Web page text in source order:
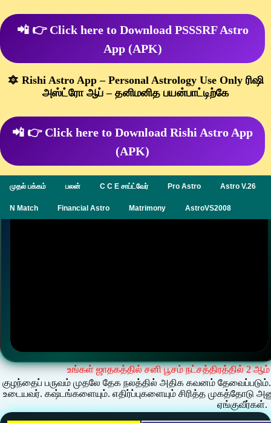
📲 👉 Click here to Download PSSSRF Astro
App (APK)
🔯 Rishi Astro App – Personal Astrology Use Only ரிஷி
அஸ்ட்ரோ ஆப் – தனிமனித பயன்பாட்டிற்கே
📲 👉 Click here to Download Rishi Astro App
(APK)
முதல் பக்கம் பலன் C C E சாப்ட்வேர் Pro Astro Astro V.26
N Match Financial Astro Matrimony AstroVS2008
உங்கள் ஜாதகத்தில் சனி பூசம் நட்சத்திரத்தில் 2
குழந்தைப் பருவம் முதலே தேக நலத்தில் அதிக கவனம்
உடையவர். கஷ்டங்களையும். எதிர்ப்புகளையும் சிரித்த முகத்தோடு
ஏங்குவீர்கள்.